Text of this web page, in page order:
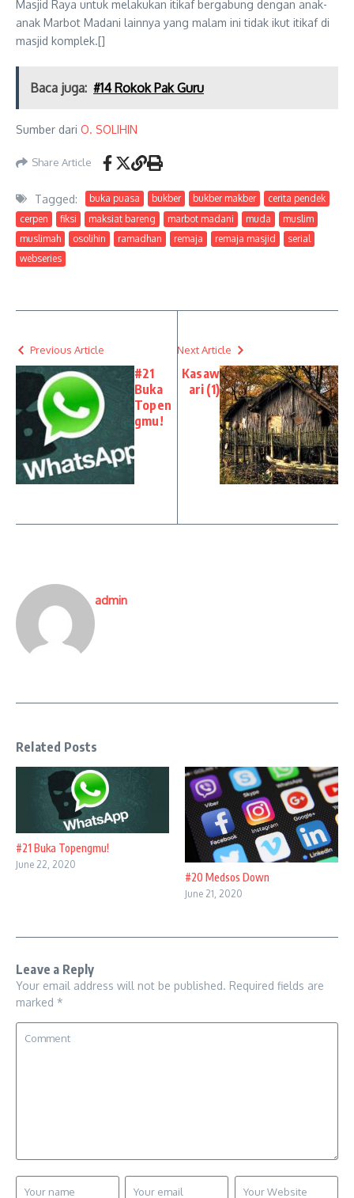
Masjid Raya untuk melakukan itikaf bergabung dengan anak-
anak Marbot Madani lainnya yang malam ini tidak ikut itikaf di
masjid komplek.[]
Baca juga: #14 Rokok Pak Guru
Sumber dari O. SOLIHIN
Share Article
Tagged: buka puasa bukber bukber makber
cerita pendek
cerpen
fiksi maksiat bareng marbot madani muda
muslim
muslimah
osolihin ramadhan remaja remaja masjid
serial
webseries
Previous Article
#21
Buka
Topen
gmu!
Next Article
Kasaw
ari (1)
admin
Related Posts
#21 Buka Topengmu!
June 22, 2020
#20 Medsos Down
June 21, 2020
Leave a Reply
Your email address will not be published. Required fields are
marked *